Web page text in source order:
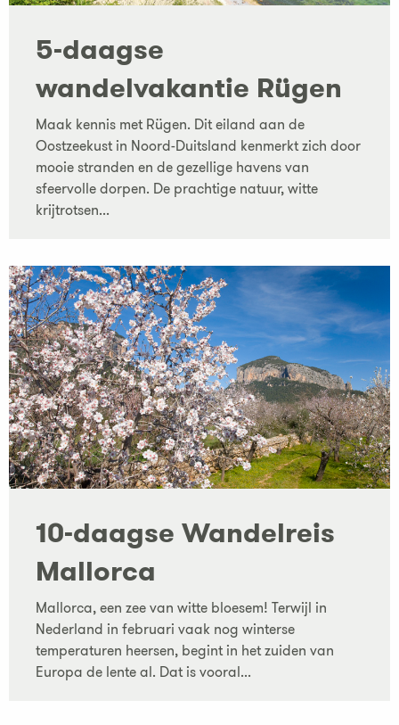
5-daagse
wandelvakantie Rügen
Maak kennis met Rügen. Dit eiland aan de
Oostzeekust in Noord-Duitsland kenmerkt zich door
mooie stranden en de gezellige havens van
sfeervolle dorpen. De prachtige natuur, witte
krijtrotsen...
10-daagse Wandelreis
Mallorca
Mallorca, een zee van witte bloesem! Terwijl in
Nederland in februari vaak nog winterse
temperaturen heersen, begint in het zuiden van
Europa de lente al. Dat is vooral...